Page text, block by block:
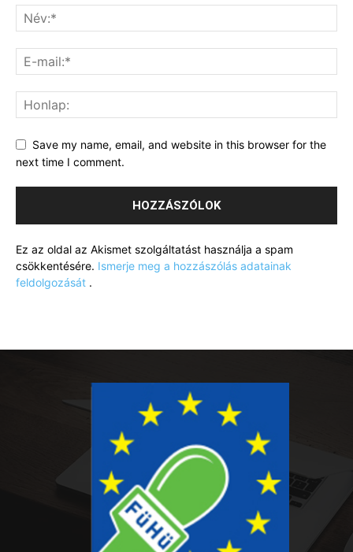
Save my name, email, and website in this browser for the
next time I comment.
Ez az oldal az Akismet szolgáltatást használja a spam
csökkentésére. Ismerje meg a hozzászólás adatainak
feldolgozását .